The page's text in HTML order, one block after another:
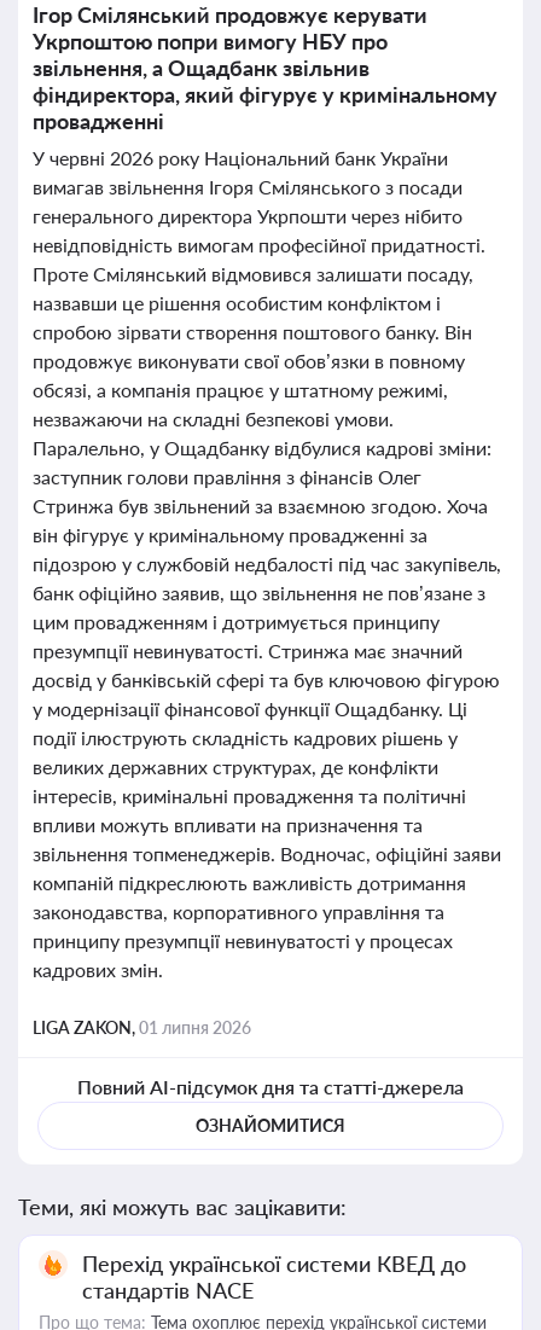
Ігор Смілянський продовжує керувати
Укрпоштою попри вимогу НБУ про
звільнення, а Ощадбанк звільнив
фіндиректора, який фігурує у кримінальному
провадженні
У червні 2026 року Національний банк України
вимагав звільнення Ігоря Смілянського з посади
генерального директора Укрпошти через нібито
невідповідність вимогам професійної придатності.
Проте Смілянський відмовився залишати посаду,
назвавши це рішення особистим конфліктом і
спробою зірвати створення поштового банку. Він
продовжує виконувати свої обов’язки в повному
обсязі, а компанія працює у штатному режимі,
незважаючи на складні безпекові умови.
Паралельно, у Ощадбанку відбулися кадрові зміни:
заступник голови правління з фінансів Олег
Стринжа був звільнений за взаємною згодою. Хоча
він фігурує у кримінальному провадженні за
підозрою у службовій недбалості під час закупівель,
банк офіційно заявив, що звільнення не пов’язане з
цим провадженням і дотримується принципу
презумпції невинуватості. Стринжа має значний
досвід у банківській сфері та був ключовою фігурою
у модернізації фінансової функції Ощадбанку. Ці
події ілюструють складність кадрових рішень у
великих державних структурах, де конфлікти
інтересів, кримінальні провадження та політичні
впливи можуть впливати на призначення та
звільнення топменеджерів. Водночас, офіційні заяви
компаній підкреслюють важливість дотримання
законодавства, корпоративного управління та
принципу презумпції невинуватості у процесах
кадрових змін.
LIGA ZAKON,01 липня 2026
Повний AI-підсумок дня та статті-джерела
ОЗНАЙОМИТИСЯ
Теми, які можуть вас зацікавити:
Перехід української системи КВЕД до
стандартів NACE
Про що тема: Тема охоплює перехід української системи